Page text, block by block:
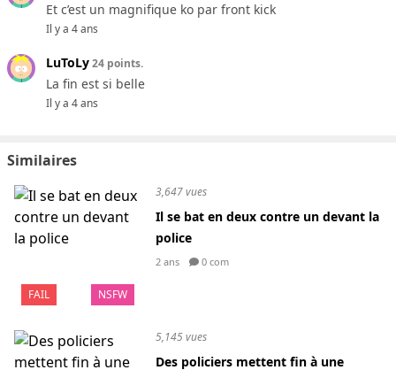
Et c’est un magnifique ko par front kick
Il y a 4 ans
LuToLy24 points.
La fin est si belle
Il y a 4 ans
Similaires
FAIL NSFW
3,647 vues
Il se bat en deux contre un devant la
police
2 ans 0 com
5,145 vues
Des policiers mettent fin à une